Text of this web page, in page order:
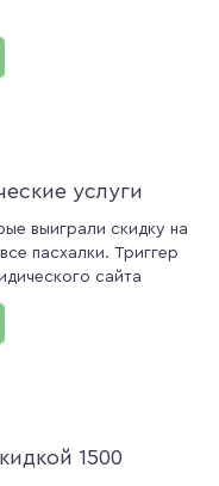
услуги
выиграли скидку на
пасхалки. Триггер
сайта
1500